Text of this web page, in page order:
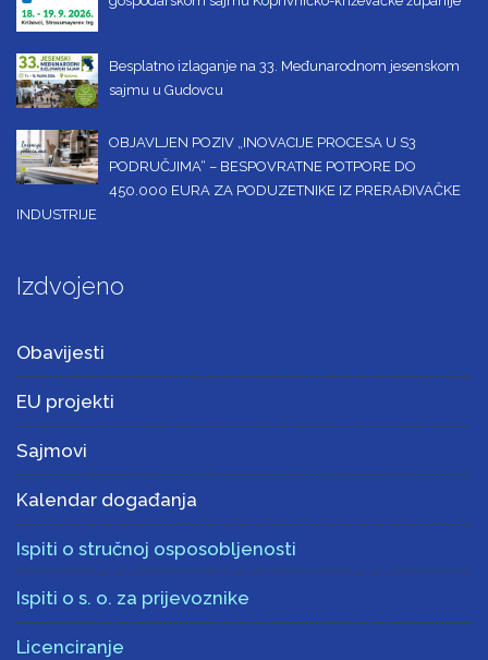
Besplatno izlaganje na 33. Međunarodnom jesenskom
sajmu u Gudovcu
OBJAVLJEN POZIV „INOVACIJE PROCESA U S3
PODRUČJIMA“ – BESPOVRATNE POTPORE DO
450.000 EURA ZA PODUZETNIKE IZ PRERAĐIVAČKE
INDUSTRIJE
Izdvojeno
Obavijesti
EU projekti
Sajmovi
Kalendar događanja
Ispiti o stručnoj osposobljenosti
Ispiti o s. o. za prijevoznike
Licenciranje